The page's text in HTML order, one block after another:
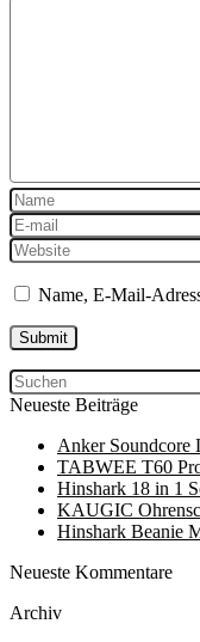
Name, E-Mail-
Neueste Beiträge
Anker
TABWEE T60
Hinshark 18 in 1
KAUGIC
Hinshark Beanie
Neueste Kommentare
Archiv